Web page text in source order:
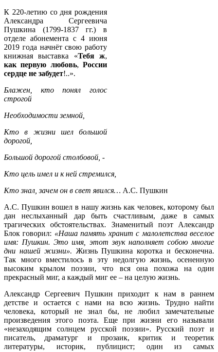
К 220-летию со дня рождения
Александра Сергеевича
Пушкина (1799-1837 гг.) в
отделе абонемента с 4 июня
2019 года начнёт свою работу
книжная выставка «Тебя ж,
как первую любовь,России
сердце не забудет!..».
Блажен, кто понял голос
строгой
Необходимости земной,
Кто в жизни шел большой
дорогой,
Большой дорогой столбовой, -
Кто цель имел и к ней стремился,
Кто знал, зачем он в свет явился… А.С. Пушкин
А.С. Пушкин вошел в нашу жизнь как человек, которому был
дан неслыханный дар быть счастливым, даже в самых
трагических обстоятельствах. Знаменитый поэт Александр
Блок говорил: «Наша память хранит с малолетства веселое
имя: Пушкин. Это имя, этот звук наполняет собою многие
дни нашей жизни». Жизнь Пушкина коротка и бесконечна.
Так много вместилось в эту недолгую жизнь, осененную
высоким крылом поэзии, что вся она похожа на один
прекрасный миг, а каждый миг ее – на целую жизнь.
Александр Сергеевич Пушкин приходит к нам в раннем
детстве и остается с нами на всю жизнь. Трудно найти
человека, который не знал бы, не любил замечательные
произведения этого поэта. Еще при жизни его называли
«незаходящим солнцем русской поэзии». Русский поэт и
писатель, драматург и прозаик, критик и теоретик
литературы, историк, публицист; один из самых